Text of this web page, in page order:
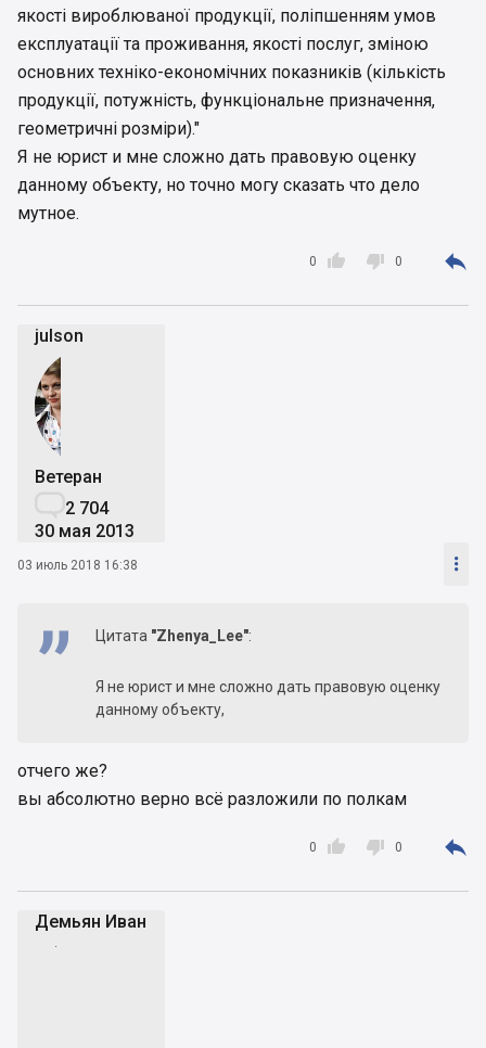
якості вироблюваної продукції, поліпшенням умов
експлуатації та проживання, якості послуг, зміною
основних техніко-економічних показників (кількість
продукції, потужність, функціональне призначення,
геометричні розміри)."
Я не юрист и мне сложно дать правовую оценку
данному объекту, но точно могу сказать что дело
мутное.

0  0 
julson
Ветеран
2 704
30 мая 2013
03 июль 2018 16:38 
Цитата "Zhenya_Lee":
Я не юрист и мне сложно дать правовую оценку
данному объекту,
отчего же?
вы абсолютно верно всё разложили по полкам

0  0 
Демьян Иван
ДИ